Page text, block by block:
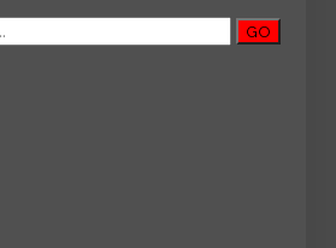
GO